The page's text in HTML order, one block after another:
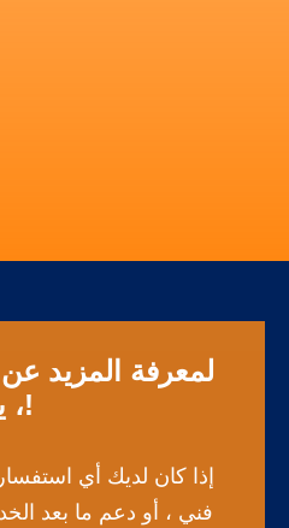
لمعرفة المزيد
، يرجى الاتصال بنا!
إذا كان لديك أي
فني ، أو دعم ما بعد